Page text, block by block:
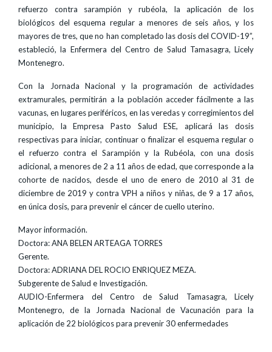
refuerzo contra sarampión y rubéola, la aplicación de los
biológicos del esquema regular a menores de seis años, y los
mayores de tres, que no han completado las dosis del COVID-19”,
estableció, la Enfermera del Centro de Salud Tamasagra, Licely
Montenegro.
Con la Jornada Nacional y la programación de actividades
extramurales, permitirán a la población acceder fácilmente a las
vacunas, en lugares periféricos, en las veredas y corregimientos del
municipio, la Empresa Pasto Salud ESE, aplicará las dosis
respectivas para iniciar, continuar o finalizar el esquema regular o
el refuerzo contra el Sarampión y la Rubéola, con una dosis
adicional, a menores de 2 a 11 años de edad, que corresponde a la
cohorte de nacidos, desde el uno de enero de 2010 al 31 de
diciembre de 2019 y contra VPH a niños y niñas, de 9 a 17 años,
en única dosis, para prevenir el cáncer de cuello uterino.
Mayor información.
Doctora: ANA BELEN ARTEAGA TORRES
Gerente.
Doctora: ADRIANA DEL ROCIO ENRIQUEZ MEZA.
Subgerente de Salud e Investigación.
AUDIO-Enfermera del Centro de Salud Tamasagra, Licely
Montenegro, de la Jornada Nacional de Vacunación para la
aplicación de 22 biológicos para prevenir 30 enfermedades